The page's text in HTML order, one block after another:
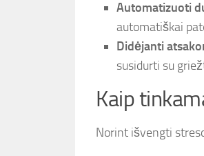
Automatizuoti
automatiškai
Didėjanti
susidurti su
Kaip
Norint išvengti